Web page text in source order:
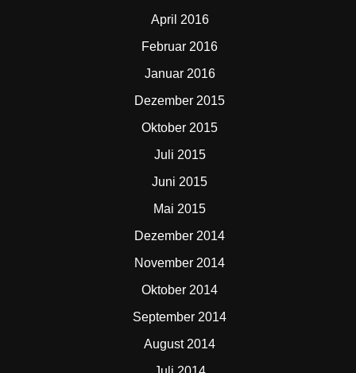
April 2016
Februar 2016
Januar 2016
Dezember 2015
Oktober 2015
Juli 2015
Juni 2015
Mai 2015
Dezember 2014
November 2014
Oktober 2014
September 2014
August 2014